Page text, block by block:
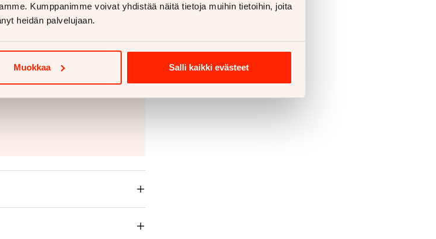
Kumppanimme voivat yhdistää näitä tietoja muihin tietoihin, joita
heidän palvelujaan.
Muokkaa Salli kaikki evästeet